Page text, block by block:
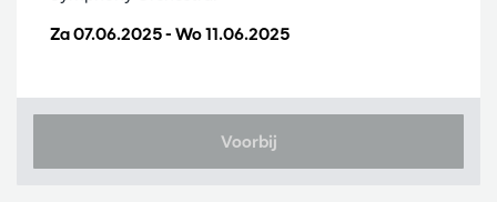
Za 07.06.2025- Wo 11.06.2025
Voorbij